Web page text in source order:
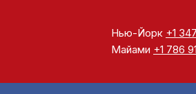
Нью-Йорк +1
Майами +1 786